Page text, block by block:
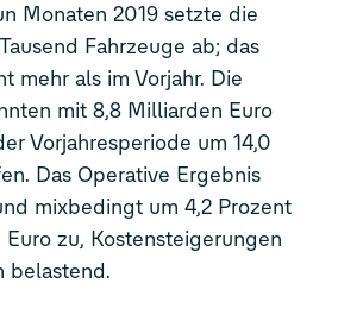
Monaten 2019 setzte die
Fahrzeuge ab; das
mehr als im Vorjahr. Die
mit 8,8 Milliarden Euro
Vorjahresperiode um 14,0
Das Operative Ergebnis
mixbedingt um 4,2 Prozent
zu, Kostensteigerungen
belastend.